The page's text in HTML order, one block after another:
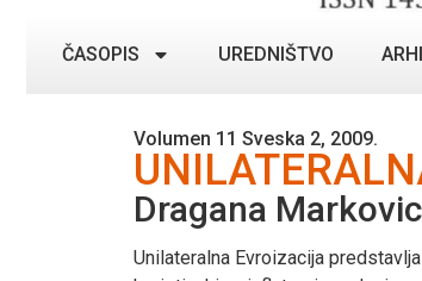
ČASOPIS UREDNIŠTVO
Volumen 11 Sveska 2, 2009.
Dragana
Unilateralna Evroizacija